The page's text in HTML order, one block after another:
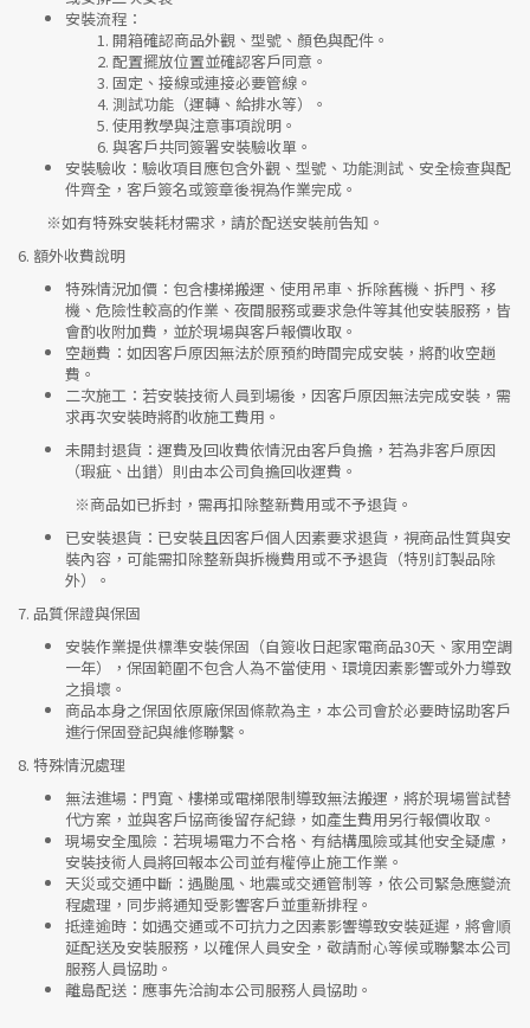
安裝流程 ：
開箱確認商品外觀、型號、顏色與配件。
配置擺放位置並確認客戶同意。
固定、接線或連接必要管線。
測試功能（運轉、給排水等）。
使用教學與注意事項說明。
與客戶共同簽署安裝驗收單。
安裝驗收 ：驗收項目應包含外觀、型號、功能測試、安全檢查與配
件齊全，客戶簽名或簽章後視為作業完成。
※如有特殊安裝耗材需求，請於配送安裝前告知。
6. 額外收費說明
特殊情況加價 ：包含樓梯搬運、使用吊車、拆除舊機、拆門、移
機、危險性較高的作業、夜間服務或要求急件等其他安裝服務，皆
會酌收附加費，並於現場與客戶報價收取。
空趟費 ：如因客戶原因無法於原預約時間完成安裝，將酌收空趟
費。
二次施工 ：若安裝技術人員到場後，因客戶原因無法完成安裝，需
求再次安裝時將酌收施工費用。
未開封退貨 ：運費及回收費依情況由客戶負擔，若為非客戶原因
（瑕疵、出錯）則由本公司負擔回收運費。
※商品如已拆封，需再扣除整新費用或不予退貨。
已安裝退貨 ：已安裝且因客戶個人因素要求退貨，視商品性質與安
裝內容，可能需扣除整新與拆機費用或不予退貨（特別訂製品除
外）。
7. 品質保證與保固
安裝作業提供標準安裝保固（自簽收日起家電商品30天、家用空調
一年），保固範圍不包含人為不當使用、環境因素影響或外力導致
之損壞。
商品本身之保固依原廠保固條款為主，本公司會於必要時協助客戶
進行保固登記與維修聯繫。
8. 特殊情況處理
無法進場 ：門寬、樓梯或電梯限制導致無法搬運，將於現場嘗試替
代方案，並與客戶協商後留存紀錄，如產生費用另行報價收取。
現場安全風險 ： 若現場電力不合格、有結構風險或其他安全疑慮，
安裝技術人員將回報本公司並有權停止施工作業。
天災或交通中斷 ：遇颱風、地震或交通管制等，依公司緊急應變流
程處理，同步將通知受影響客戶並重新排程。
抵達逾時 ：如遇交通或不可抗力之因素影響導致安裝延遲，將會順
延配送及安裝服務，以確保人員安全，敬請耐心等候或聯繫本公司
服務人員協助。
離島配送 ：應事先洽詢本公司服務人員協助。